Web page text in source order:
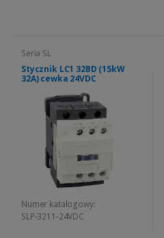
Seria SL
Stycznik LC1 32BD (15kW
32A) cewka 24VDC
Numer katalogowy:
SLP-3211-24VDC